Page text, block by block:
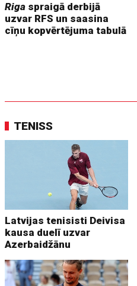
Riga spraigā derbijā
uzvar RFS un saasina
cīņu kopvērtējuma tabulā
TENISS
Latvijas tenisisti Deivisa
kausa duelī uzvar
Azerbaidžānu